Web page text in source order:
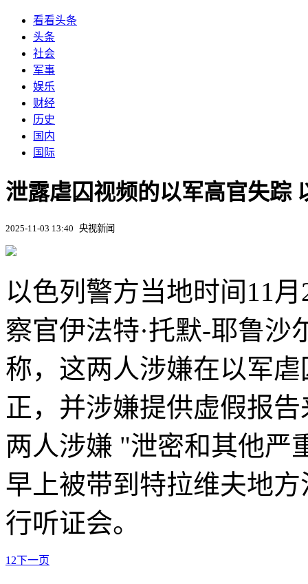
看看头条
头条
社会
军事
娱乐
财经
历史
国内
国际
泄露虐囚视频的以军高官失踪
2025-11-03 13:40 央视新闻
以色列警方当地时间11
察官伊法特·托默-耶鲁沙
称，这两人涉嫌在以军
正，并涉嫌提供虚假报
两人涉嫌 "泄密和其他严
早上被带到特拉维夫地
行听证会。
1 2下一页